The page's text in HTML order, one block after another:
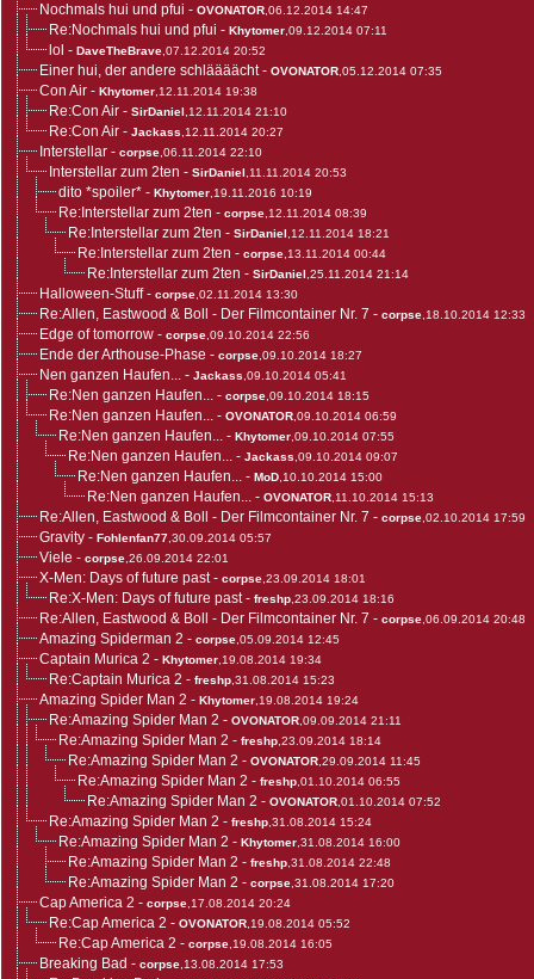
Nochmals hui und pfui - OVONATOR ,06.12.2014 14:47
Re:Nochmals hui und pfui - Khytomer ,09.12.2014 07:11
lol - DaveTheBrave ,07.12.2014 20:52
Einer hui, der andere schläääächt- OVONATOR ,05.12.2014 07:35
Con Air - Khytomer ,12.11.2014 19:38
Re:Con Air - SirDaniel ,12.11.2014 21:10
Re:Con Air - Jackass ,12.11.2014 20:27
Interstellar - corpse ,06.11.2014 22:10
Interstellar zum 2ten - SirDaniel ,11.11.2014 20:53
dito *spoiler* - Khytomer ,19.11.2016 10:19
Re:Interstellar zum 2ten - corpse ,12.11.2014 08:39
Re:Interstellar zum 2ten - SirDaniel ,12.11.2014 18:21
Re:Interstellar zum 2ten - corpse ,13.11.2014 00:44
Re:Interstellar zum 2ten - SirDaniel ,25.11.2014 21:14
Halloween-Stuff- corpse ,02.11.2014 13:30
Re:Allen, Eastwood & Boll - Der Filmcontainer Nr. 7 - corpse ,18.10.2014 12:33
Edge of tomorrow - corpse ,09.10.2014 22:56
Ende der Arthouse-Phase - corpse ,09.10.2014 18:27
Nen ganzen Haufen... - Jackass ,09.10.2014 05:41
Re:Nen ganzen Haufen... - corpse ,09.10.2014 18:15
Re:Nen ganzen Haufen... - OVONATOR ,09.10.2014 06:59
Re:Nen ganzen Haufen... - Khytomer ,09.10.2014 07:55
Re:Nen ganzen Haufen... - Jackass ,09.10.2014 09:07
Re:Nen ganzen Haufen... - MoD ,10.10.2014 15:00
Re:Nen ganzen Haufen... - OVONATOR ,11.10.2014 15:13
Re:Allen, Eastwood & Boll - Der Filmcontainer Nr. 7 - corpse ,02.10.2014 17:59
Gravity - Fohlenfan77 ,30.09.2014 05:57
Viele - corpse ,26.09.2014 22:01
X-Men: Days of future past- corpse ,23.09.2014 18:01
Re:X-Men: Days of future past- freshp ,23.09.2014 18:16
Re:Allen, Eastwood & Boll - Der Filmcontainer Nr. 7 - corpse ,06.09.2014 20:48
Amazing Spiderman 2 - corpse ,05.09.2014 12:45
Captain Murica 2 - Khytomer ,19.08.2014 19:34
Re:Captain Murica 2 - freshp ,31.08.2014 15:23
Amazing Spider Man 2 - Khytomer ,19.08.2014 19:24
Re:Amazing Spider Man 2 - OVONATOR ,09.09.2014 21:11
Re:Amazing Spider Man 2 - freshp ,23.09.2014 18:14
Re:Amazing Spider Man 2 - OVONATOR ,29.09.2014 11:45
Re:Amazing Spider Man 2 - freshp ,01.10.2014 06:55
Re:Amazing Spider Man 2 - OVONATOR ,01.10.2014 07:52
Re:Amazing Spider Man 2 - freshp ,31.08.2014 15:24
Re:Amazing Spider Man 2 - Khytomer ,31.08.2014 16:00
Re:Amazing Spider Man 2 - freshp ,31.08.2014 22:48
Re:Amazing Spider Man 2 - corpse ,31.08.2014 17:20
Cap America 2 - corpse ,17.08.2014 20:24
Re:Cap America 2 - OVONATOR ,19.08.2014 05:52
Re:Cap America 2 - corpse ,19.08.2014 16:05
Breaking Bad - corpse ,13.08.2014 17:53